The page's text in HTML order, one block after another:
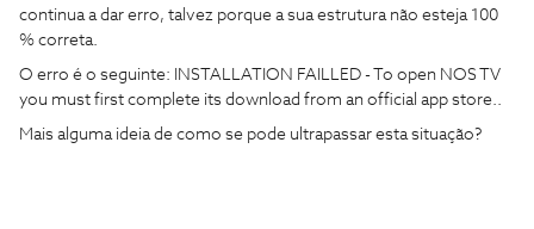
continua a dar erro, talvez porque a sua estrutura não esteja 100
% correta.
O erro é o seguinte: INSTALLATION FAILLED - To open NOS TV
you must first complete its download from an official app store..
Mais alguma ideia de como se pode ultrapassar esta situação?